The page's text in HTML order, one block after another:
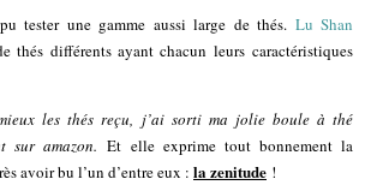
tester une gamme aussi large de thés. Lu Shan
thés différents ayant chacun leurs caractéristiques
les thés reçu, j’ai sorti ma jolie boule à thé
sur amazon.Et elle exprime tout bonnement la
avoir bu l’un d’entre eux : la zenitude !